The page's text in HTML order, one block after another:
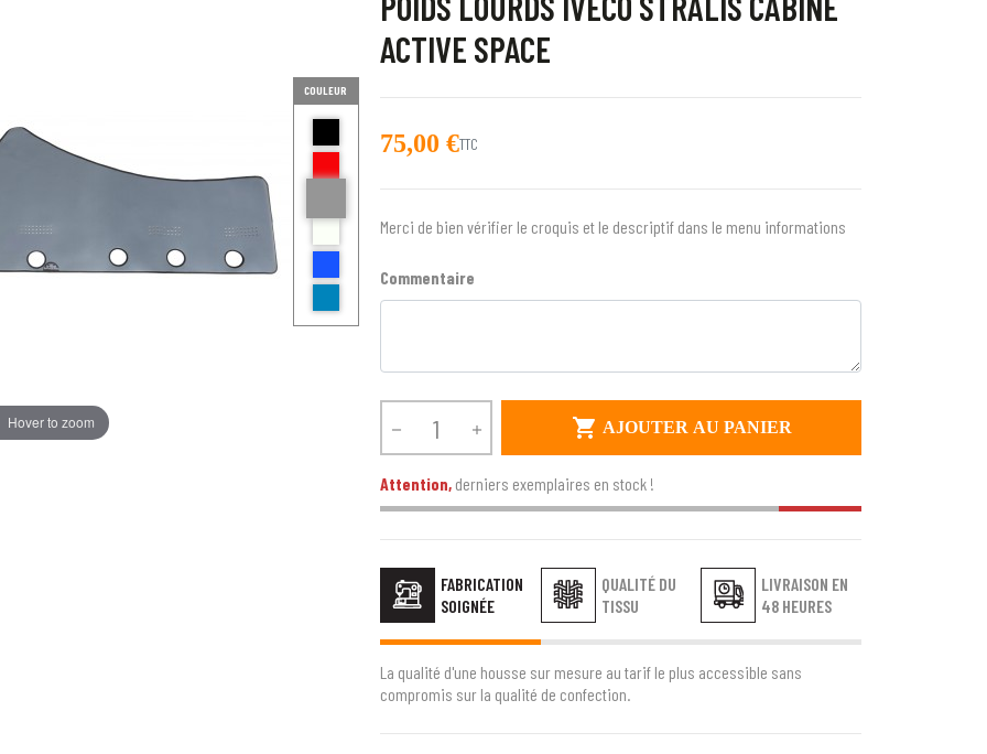
Hover to zoom
ACTIVE SPACE
75,00 €TTC
Merci de bien vérifier le croquis et le descriptif dans le menu informations
COULEUR
noir
Rouge
gris Hotel
ecru et noir
BLEU AZZURO
Bleu
Commentaire
   AJOUTER AU PANIER
Attention, derniers exemplaires en stock !
FABRICATION
SOIGNÉE
QUALITÉ DU
TISSU
LIVRAISON EN
48 HEURES
La qualité d'une housse sur mesure au tarif le plus accessible sans
compromis sur la qualité de confection.